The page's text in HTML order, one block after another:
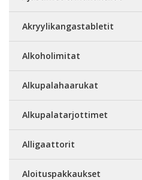
Akryylikangastabletit
Alkoholimitat
Alkupalahaarukat
Alkupalatarjottimet
Alligaattorit
Aloituspakkaukset